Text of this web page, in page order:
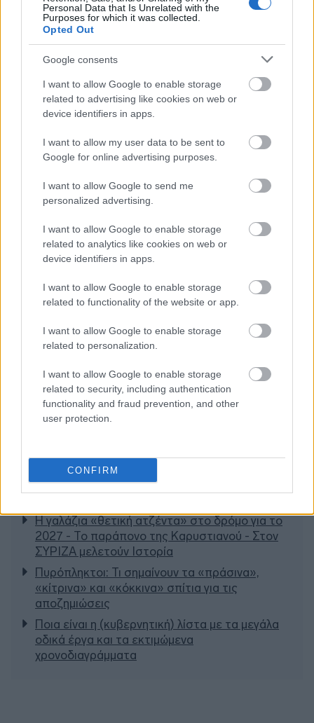
Personal Data that Is Unrelated with the
Purposes for which it was collected.
Opted Out
Google consents
I want to allow Google to enable storage
related to advertising like cookies on web or
device identifiers in apps.
I want to allow my user data to be sent to
Google for online advertising purposes.
I want to allow Google to send me
personalized advertising.
I want to allow Google to enable storage
related to analytics like cookies on web or
device identifiers in apps.
I want to allow Google to enable storage
related to functionality of the website or app.
I want to allow Google to enable storage
related to personalization.
I want to allow Google to enable storage
related to security, including authentication
functionality and fraud prevention, and other
user protection.
CONFIRM
Ακολουθήστε τοinsider.gr στο Google News
Διαβάζονται αυτή τη στιγμή
Η γαλάζια «θετική ατζέντα» στο δρόμο για το
2027 - Το παράπονο της Καρυστιανού - Στον
ΣΥΡΙΖΑ μελετούν Ιστορία
Πυρόπληκτοι: Τι σημαίνουν τα «πράσινα»,
«κίτρινα» και «κόκκινα» σπίτια για τις
αποζημιώσεις
Ποια είναι η (κυβερνητική) λίστα με τα μεγάλα
οδικά έργα και τα εκτιμώμενα
χρονοδιαγράμματα